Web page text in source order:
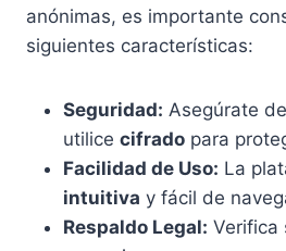
anónimas, es importante
siguientes características:
Seguridad: Asegúrate
utilice cifrado para
Facilidad de Uso: La
intuitiva y fácil de
Respaldo Legal: Verifica